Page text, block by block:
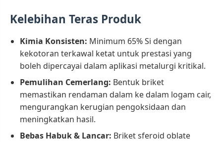
Kelebihan Teras Produk
Kimia Konsisten: Minimum 65% Si dengan
kekotoran terkawal ketat untuk prestasi yang
boleh dipercayai dalam aplikasi metalurgi kritikal.
Pemulihan Cemerlang: Bentuk briket
memastikan rendaman dalam ke dalam logam cair,
mengurangkan kerugian pengoksidaan dan
meningkatkan hasil.
Bebas Habuk & Lancar: Briket sferoid oblate